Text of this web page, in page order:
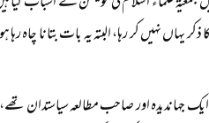
یہاں نہیں کر رہا، البتہ یہ بات بتانا چاہ
جہاندیدہ اور صاحب مطالعہ سیاستدان